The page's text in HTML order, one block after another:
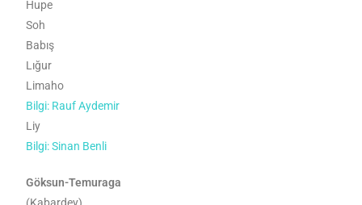
Hupe
Soh
Babış
Lığur
Limaho
Bilgi: Rauf Aydemir
Liy
Bilgi: Sinan Benli
Göksun-Temuraga
(Kabardey)